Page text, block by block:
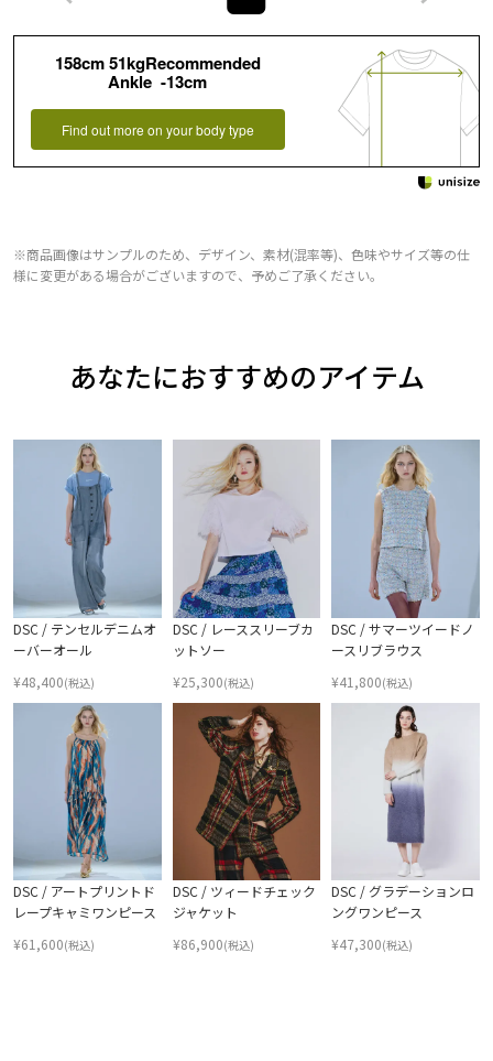
158cm 51kgRecommended
Ankle -13cm
Find out more on your body type
※商品画像はサンプルのため、デザイン、素材(混率等)、色味やサイズ等の仕
様に変更がある場合がございますので、予めご了承ください。
あなたにおすすめのアイテム
DSC / テンセルデニムオ
ーバーオール
¥48,400(税込)
DSC / レーススリーブカ
ットソー
¥25,300(税込)
DSC / サマーツイードノ
ースリブラウス
¥41,800(税込)
DSC / アートプリントド
レープキャミワンピース
¥61,600(税込)
DSC / ツィードチェック
ジャケット
¥86,900(税込)
DSC / グラデーションロ
ングワンピース
¥47,300(税込)